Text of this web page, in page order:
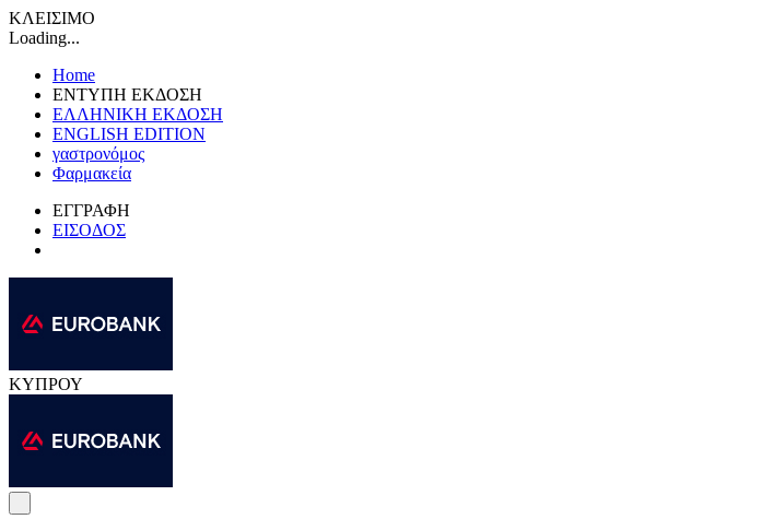
ΚΛΕΙΣΙΜΟ
Loading...
Home
ΕΝΤΥΠΗ ΕΚΔΟΣΗ
ΕΛΛΗΝΙΚΗ ΕΚΔΟΣΗ
ENGLISH EDITION
γαστρονόμος
Φαρμακεία
ΕΓΓΡΑΦΗ
ΕΙΣΟΔΟΣ
ΚΥΠΡΟΥ